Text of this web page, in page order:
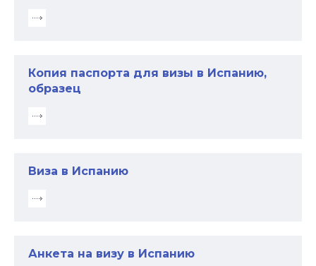
Копия паспорта для визы в Испанию,
образец
Виза в Испанию
Анкета на визу в Испанию